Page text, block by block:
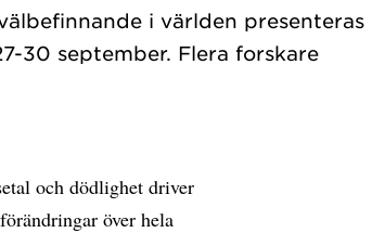
i världen presenteras
30 september. Flera forskare
och dödlighet driver
över hela